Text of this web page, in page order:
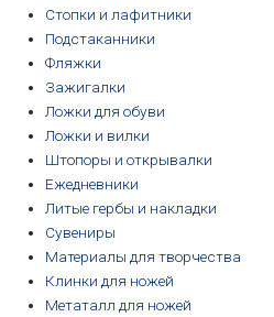
Стопки и лафитники
Подстаканники
Фляжки
Зажигалки
Ложки для обуви
Ложки и вилки
Штопоры и открывалки
Ежедневники
Литые гербы и накладки
Сувениры
Материалы для творчества
Клинки для ножей
Метаталл для ножей